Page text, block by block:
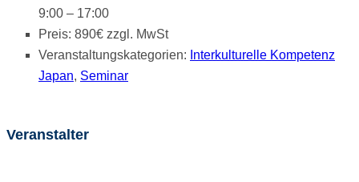
9:00 – 17:00
Preis: 890€ zzgl. MwSt
Veranstaltungskategorien: Interkulturelle Kompetenz
Japan, Seminar
Veranstalter